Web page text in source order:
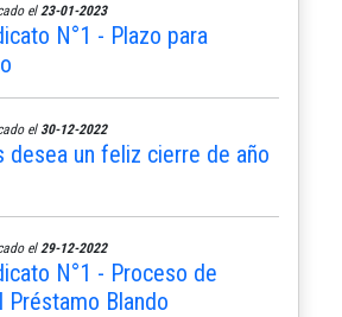
el 23-01-2023
N°1 - Plazo para
el 30-12-2022
desea un feliz cierre de año
el 29-12-2022
N°1 - Proceso de
Blando